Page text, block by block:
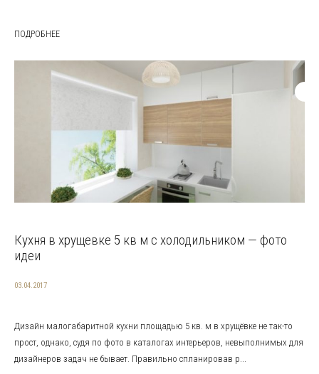
ПОДРОБНЕЕ
Кухня в хрущевке 5 кв м с холодильником — фото
идеи
03.04.2017
Дизайн малогабаритной кухни площадью 5 кв. м в хрущёвке не так-то
прост, однако, судя по фото в каталогах интерьеров, невыполнимых для
дизайнеров задач не бывает. Правильно спланировав р...